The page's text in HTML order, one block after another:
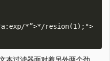
*”>*/resion(1);">